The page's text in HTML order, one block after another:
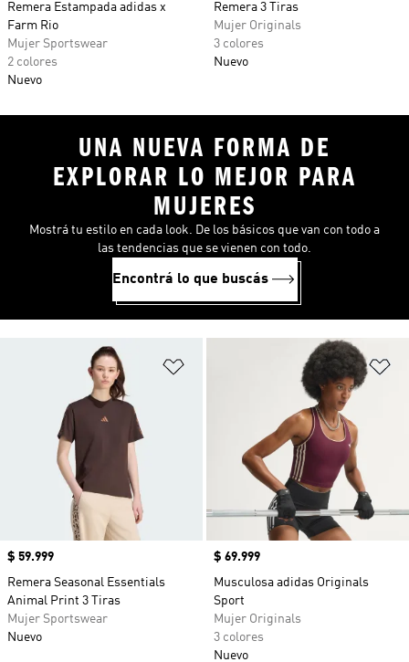
Remera Estampada adidas x
Farm Rio
Mujer Sportswear
2 colores
Nuevo
Remera 3 Tiras
Mujer Originals
3 colores
Nuevo
Añadir a la lista de deseos
Precio
$ 59.999
Remera Seasonal Essentials
Animal Print 3 Tiras
Mujer Sportswear
Nuevo
Precio
$ 69.999
Musculosa adidas Originals
Sport
Mujer Originals
3 colores
Nuevo
UNA NUEVA FORMA DE
EXPLORAR LO MEJOR PARA
MUJERES
Mostrá tu estilo en cada look. De los básicos que van con todo a
las tendencias que se vienen con todo.
Encontrá lo que buscás